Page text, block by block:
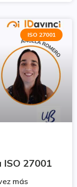
ISO 27001
ISO 27001
más